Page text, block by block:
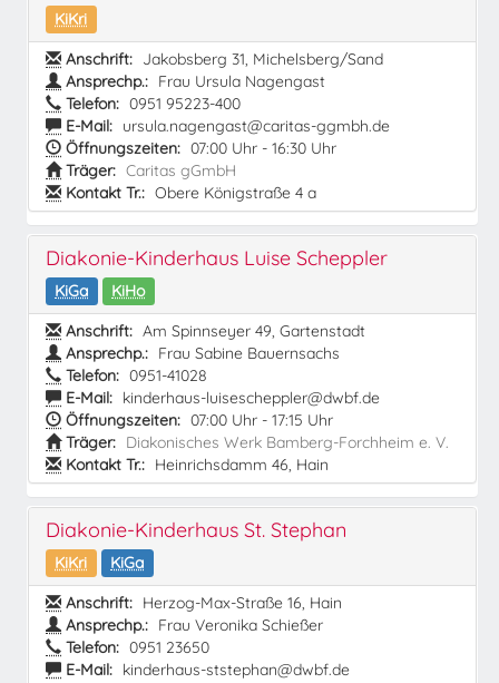
KiKri
Anschrift: Jakobsberg 31, Michelsberg/Sand
Ansprechp.: Frau Ursula Nagengast
Telefon: 0951 95223-400
E-Mail: ursula.nagengast@caritas-ggmbh.de
Öffnungszeiten: 07:00 Uhr - 16:30 Uhr
Träger: Caritas gGmbH
Kontakt Tr.: Obere Königstraße 4 a
Diakonie-Kinderhaus Luise Scheppler
KiGa
KiHo
Anschrift: Am Spinnseyer 49, Gartenstadt
Ansprechp.: Frau Sabine Bauernsachs
Telefon: 0951-41028
E-Mail: kinderhaus-luisescheppler@dwbf.de
Öffnungszeiten: 07:00 Uhr - 17:15 Uhr
Träger: Diakonisches Werk Bamberg-Forchheim e. V.
Kontakt Tr.: Heinrichsdamm 46, Hain
Diakonie-Kinderhaus St. Stephan
KiKri
KiGa
Anschrift: Herzog-Max-Straße 16, Hain
Ansprechp.: Frau Veronika Schießer
Telefon: 0951 23650
E-Mail: kinderhaus-ststephan@dwbf.de